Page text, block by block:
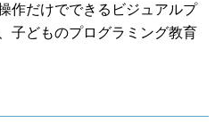
作だけでできるビジュアルプ
子どものプログラミング教育